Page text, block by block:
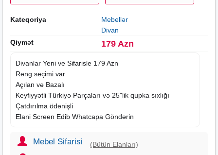
Kateqoriya
Mebellər
Divan
Qiymət
179 Azn
Divanlar Yeni ve Sifarisle 179 Azn
Rəng seçimi var
Açılan və Bazalı
Keyfiyyətli Türkiyə Parçaları və 25"lik qupka sıxlığı
Çatdırılma ödənişli
Elani Screen Edib Whatcapa Göndərin
Mebel Sifarisi (Bütün Elanları)